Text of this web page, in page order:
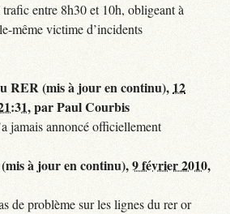
entre 8h30 et 10h, obligeant à
même victime d’incidents
RER (mis à jour en continu), 12
,parPaul Courbis
jamais annoncé officiellement
à jour en continu),9 février 2010,
de problème sur les lignes du rer or